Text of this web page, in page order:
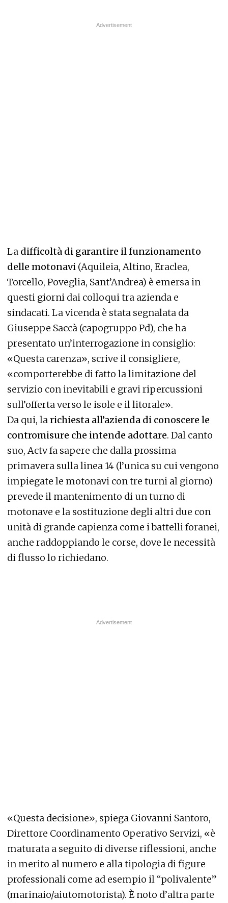
La difficoltà di garantire il funzionamento
delle motonavi (Aquileia, Altino, Eraclea,
Torcello, Poveglia, Sant’Andrea) è emersa in
questi giorni dai colloqui tra azienda e
sindacati. La vicenda è stata segnalata da
Giuseppe Saccà (capogruppo Pd), che ha
presentato un’interrogazione in consiglio:
«Questa carenza», scrive il consigliere,
«comporterebbe di fatto la limitazione del
servizio con inevitabili e gravi ripercussioni
sull’offerta verso le isole e il litorale».
Da qui, larichiesta all’azienda di conoscere le
contromisure che intende adottare. Dal canto
suo, Actv fa sapere che dalla prossima
primavera sulla linea 14 (l’unica su cui vengono
impiegate le motonavi con tre turni al giorno)
prevede il mantenimento di un turno di
motonave e la sostituzione degli altri due con
unità di grande capienza come i battelli foranei,
anche raddoppiando le corse, dove le necessità
di flusso lo richiedano.
«Questa decisione», spiega Giovanni Santoro,
Direttore Coordinamento Operativo Servizi, «è
maturata a seguito di diverse riflessioni, anche
in merito al numero e alla tipologia di figure
professionali come ad esempio il “polivalente”
(marinaio/aiutomotorista). È noto d’altra parte